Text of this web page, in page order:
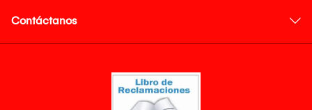
Contáctanos